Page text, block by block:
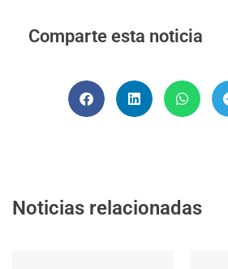
Comparte esta noticia
Noticias relacionadas